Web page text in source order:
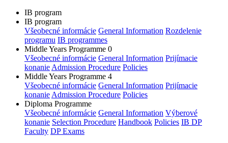
IB program
IB program
Všeobecné informácie General Information Rozdelenie
programu IB programmes
Middle Years Programme 0
Všeobecné informácie General Information Prijímacie
konanie Admission Procedure Policies
Middle Years Programme 4
Všeobecné informácie General Information Prijímacie
konanie Admission Procedure Policies
Diploma Programme
Všeobecné informácie General Information Výberové
konanie Selection Procedure Handbook Policies IB DP
Faculty DP Exams